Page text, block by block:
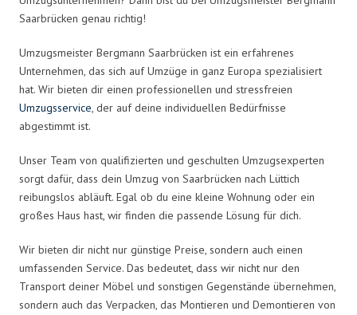
Saarbrücken genau richtig!
Umzugsmeister Bergmann Saarbrücken ist ein erfahrenes
Unternehmen, das sich auf Umzüge in ganz Europa spezialisiert
hat. Wir bieten dir einen professionellen und stressfreien
Umzugsservice, der auf deine individuellen Bedürfnisse
abgestimmt ist.
Unser Team von qualifizierten und geschulten Umzugsexperten
sorgt dafür, dass dein Umzug von Saarbrücken nach Lüttich
reibungslos abläuft. Egal ob du eine kleine Wohnung oder ein
großes Haus hast, wir finden die passende Lösung für dich.
Wir bieten dir nicht nur günstige Preise, sondern auch einen
umfassenden Service. Das bedeutet, dass wir nicht nur den
Transport deiner Möbel und sonstigen Gegenstände übernehmen,
sondern auch das Verpacken, das Montieren und Demontieren von